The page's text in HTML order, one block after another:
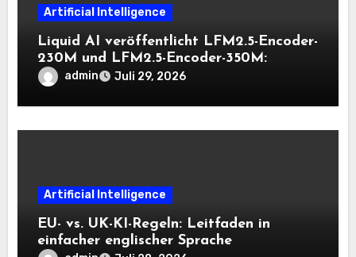
Artificial Intelligence
Liquid AI veröffentlicht LFM2.5-Encoder-
230M und LFM2.5-Encoder-350M:
Bidirektionale Encoder, die bei 8K-
Kontext auf der CPU schnell bleiben
admin Juli 29, 2026
Artificial Intelligence
EU- vs. UK-KI-Regeln: Leitfaden in
einfacher englischer Sprache